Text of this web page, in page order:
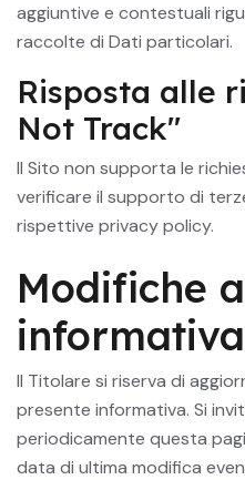
aggiuntive e contestuali
raccolte di Dati particolari.
Risposta alle
Not Track"
Il Sito non supporta le
verificare il supporto di
rispettive privacy policy.
Modifiche
informativa
Il Titolare si riserva di
presente informativa. Si
periodicamente questa
data di ultima modifica